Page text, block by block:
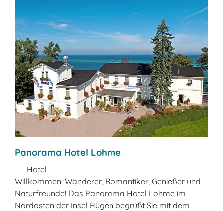
Panorama Hotel Lohme
Hotel
Willkommen: Wanderer, Romantiker, Genießer und
Naturfreunde! Das Panorama Hotel Lohme im
Nordosten der Insel Rügen begrüßt Sie mit dem